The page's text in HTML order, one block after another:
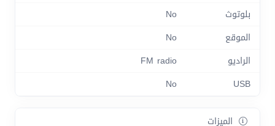
بلوتوث
No
الموقع
No
الراديو
FM radio
USB
No
الميزات